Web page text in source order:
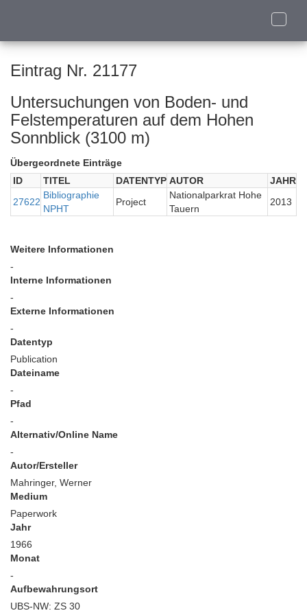
Toggle
Eintrag Nr. 21177
Untersuchungen von Boden- und
Felstemperaturen auf dem Hohen
Sonnblick (3100 m)
Übergeordnete Einträge
ID
TITEL DATENTYP AUTOR
JAHR
27622
Bibliographie
NPHT
Project
Nationalparkrat Hohe
Tauern
2013
Weitere Informationen
-
Interne Informationen
-
Externe Informationen
-
Datentyp
Publication
Dateiname
-
Pfad
-
Alternativ/Online Name
-
Autor/Ersteller
Mahringer, Werner
Medium
Paperwork
Jahr
1966
Monat
-
Aufbewahrungsort
UBS-NW: ZS 30